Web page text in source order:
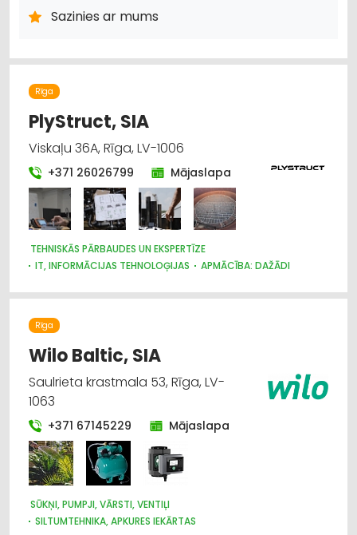
Sazinies ar mums
Rīga
PlyStruct, SIA
Viskaļu 36A, Rīga, LV-1006
+371 26026799 Mājaslapa
TEHNISKĀS PĀRBAUDES UN EKSPERTĪZE
IT, INFORMĀCIJAS TEHNOLOĢIJAS
APMĀCĪBA: DAŽĀDI
DARBĀ IEKĀRTOŠANA, NODARBINĀTĪBA
KONTROLES DIENESTI
SERTIFIKĀCIJA UN STANDARTIZĀCIJA
Rīga
Wilo Baltic, SIA
Saulrieta krastmala 53, Rīga, LV-
1063
+371 67145229 Mājaslapa
SŪKŅI, PUMPJI, VĀRSTI, VENTIĻI
SILTUMTEHNIKA, APKURES IEKĀRTAS